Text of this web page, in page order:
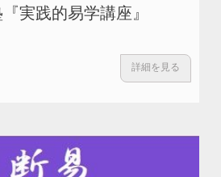
実践的易学講座』
詳細を見る